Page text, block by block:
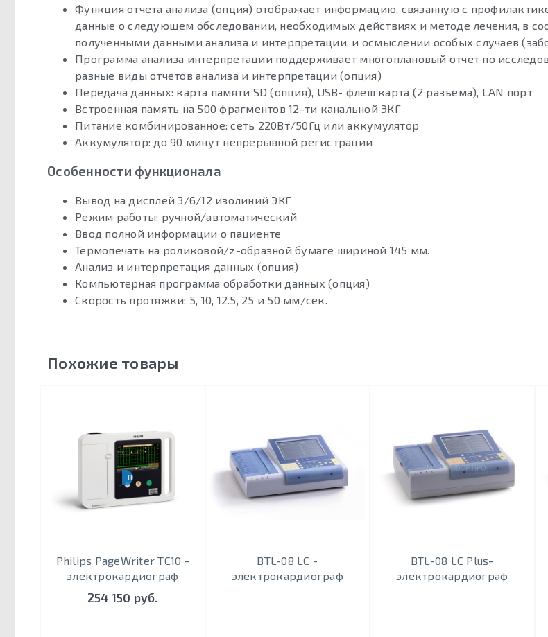
Функция отчета анализа (опция) отображает информацию, связанную с
данные о следующем обследовании, необходимых действиях и методе лечения, в
полученными данными анализа и интерпретации, и осмыслении особых случаев
Программа анализа интерпретации поддерживает многоплановый отчет по
разные виды отчетов анализа и интерпретации (опция)
Передача данных: карта памяти SD (опция), USB- флеш карта (2 разъема), LAN порт
Встроенная память на 500 фрагментов 12-ти канальной ЭКГ
Питание комбинированное: сеть 220Вт/50Гц или аккумулятор
Аккумулятор: до 90 минут непрерывной регистрации
Особенности функционала
Вывод на дисплей 3/6/12 изолиний ЭКГ
Режим работы: ручной/автоматический
Ввод полной информации о пациенте
Термопечать на роликовой/z-образной бумаге шириной 145 мм.
Анализ и интерпретация данных (опция)
Компьютерная программа обработки данных (опция)
Cкорость протяжки: 5, 10, 12.5, 25 и 50 мм/сек.
Похожие товары
ПОРТАТИВНЫЙ
Philips PageWriter TC10 -
электрокардиограф
254 150 руб.
BTL-08 LC -
электрокардиограф
BTL-08 LC Plus-
электрокардиограф